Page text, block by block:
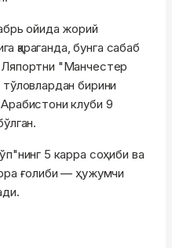
ойида жорий
қараганда, бунга сабаб
"Манчестер
бирини
клуби 9
5 карра соҳиби ва
ғолиби — ҳужумчи